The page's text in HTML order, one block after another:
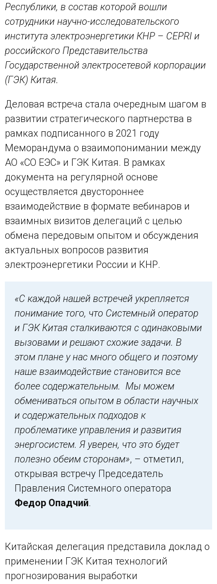
Республики, в состав которой вошли
сотрудники научно-исследовательского
института электроэнергетики КНР – CEPRI и
российского Представительства
Государственной электросетевой корпорации
(ГЭК) Китая.
Деловая встреча стала очередным шагом в
развитии стратегического партнерства в
рамках подписанного в 2021 году
Меморандума о взаимопонимании между
АО «СО ЕЭС» и ГЭК Китая. В рамках
документа на регулярной основе
осуществляется двустороннее
взаимодействие в формате вебинаров и
взаимных визитов делегаций с целью
обмена передовым опытом и обсуждения
актуальных вопросов развития
электроэнергетики России и КНР.
«С каждой нашей встречей укрепляется
понимание того, что Системный оператор
и ГЭК Китая сталкиваются с одинаковыми
вызовами и решают схожие задачи. В
этом плане у нас много общего и поэтому
наше взаимодействие становится все
более содержательным. Мы можем
обмениваться опытом в области научных
и содержательных подходов к
проблематике управления и развития
энергосистем. Я уверен, что это будет
полезно обеим сторонам», – отметил,
открывая встречу Председатель
Правления Системного оператора
Федор Опадчий.
Китайская делегация представила доклад о
применении ГЭК Китая технологий
прогнозирования выработки